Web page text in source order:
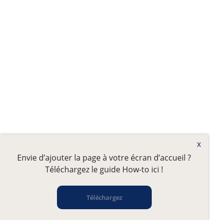
x
Envie d’ajouter la page à votre écran d’accueil ?
Téléchargez le guide How-to ici !
Téléchargez